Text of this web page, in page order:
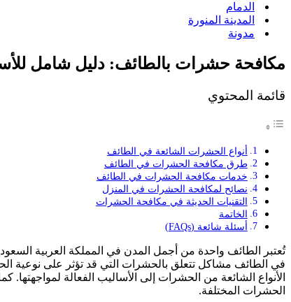
الدمام
المدينة المنورة
مدونة
مكافحة حشرات بالطائف: دليل شامل
قائمة المحتوي
أنواع الحشرات الشائعة في الطائف
طرق مكافحة الحشرات في الطائف
خدمات مكافحة الحشرات في الطائف
نصائح لمكافحة الحشرات في المنزل
التقنيات الحديثة في مكافحة الحشرات
الخاتمة
أسئلة شائعة (FAQs)
تُعتبر الطائف واحدة من أجمل المدن في المملكة العربية
في الطائف مشاكل تتعلق بالحشرات التي قد تؤثر على نوعية
الأنواع الشائعة من الحشرات إلى الأساليب الفعالة
الحشرات المختلفة.